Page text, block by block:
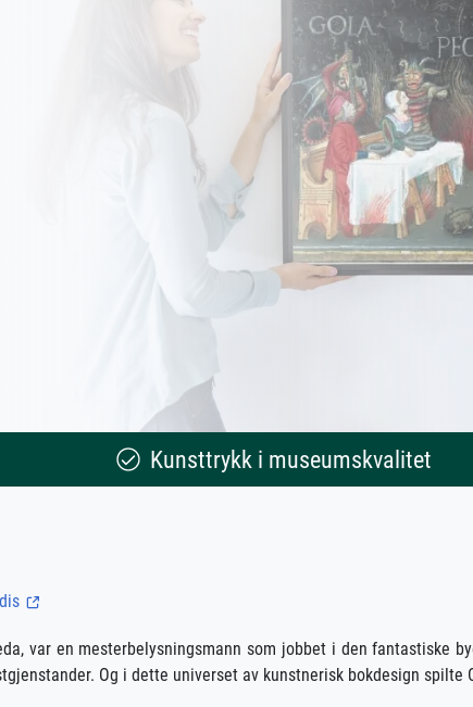
Kunsttrykk i museumskvalitet
var en mesterbelysningsmann som jobbet i den fantastiske
Og i dette universet av kunstnerisk bokdesign spilte